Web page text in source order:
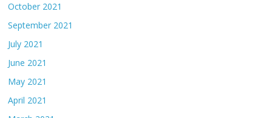
October 2021
September 2021
July 2021
June 2021
May 2021
April 2021